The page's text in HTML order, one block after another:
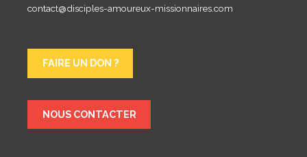
contact@disciples-amoureux-missionnaires.com
FAIRE UN DON ?
NOUS CONTACTER